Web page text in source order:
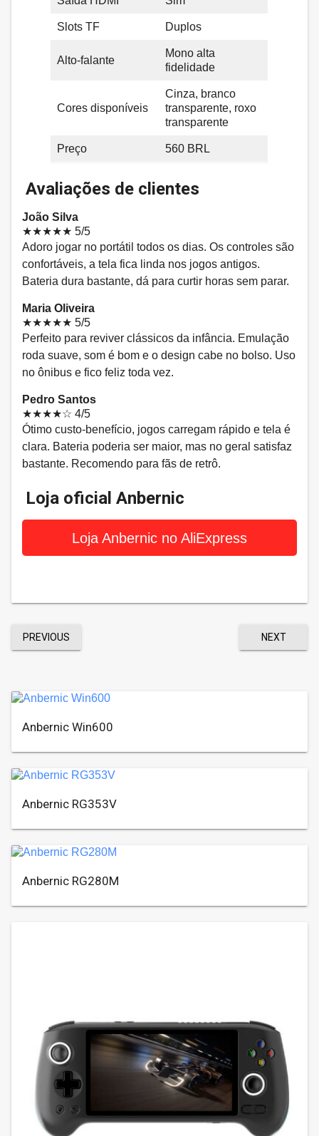
Slots TF Duplos
Alto-falante
Mono alta
fidelidade
Cores disponíveis
Cinza, branco
transparente, roxo
transparente
Preço 560 BRL
Avaliações de clientes
João Silva
★★★★★ 5/5
Adoro jogar no portátil todos os dias. Os controles são
confortáveis, a tela fica linda nos jogos antigos.
Bateria dura bastante, dá para curtir horas sem parar.
Maria Oliveira
★★★★★ 5/5
Perfeito para reviver clássicos da infância. Emulação
roda suave, som é bom e o design cabe no bolso. Uso
no ônibus e fico feliz toda vez.
Pedro Santos
★★★★☆ 4/5
Ótimo custo-benefício, jogos carregam rápido e tela é
clara. Bateria poderia ser maior, mas no geral satisfaz
bastante. Recomendo para fãs de retrô.
Loja oficial Anbernic
Loja Anbernic no AliExpress
PREVIOUS NEXT
Anbernic Win600
Anbernic RG353V
Anbernic RG280M